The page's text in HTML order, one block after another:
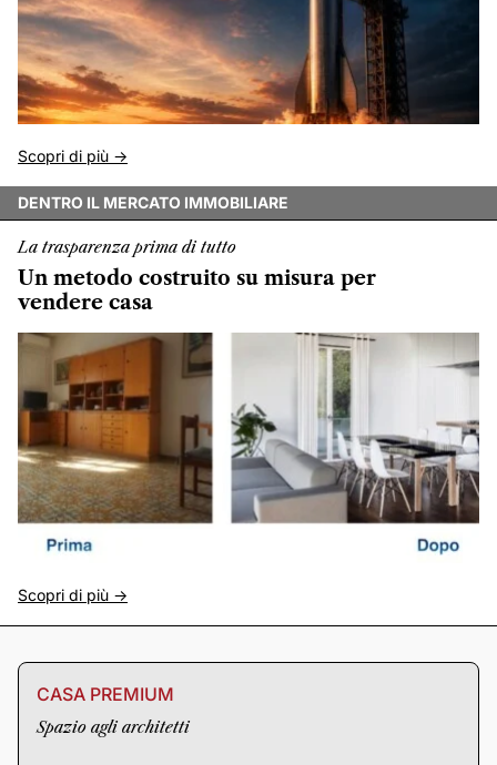
Scopri di più ->
DENTRO IL MERCATO IMMOBILIARE
La trasparenza prima di tutto
Un metodo costruito su misura per
vendere casa
Scopri di più ->
CASA PREMIUM
Spazio agli architetti